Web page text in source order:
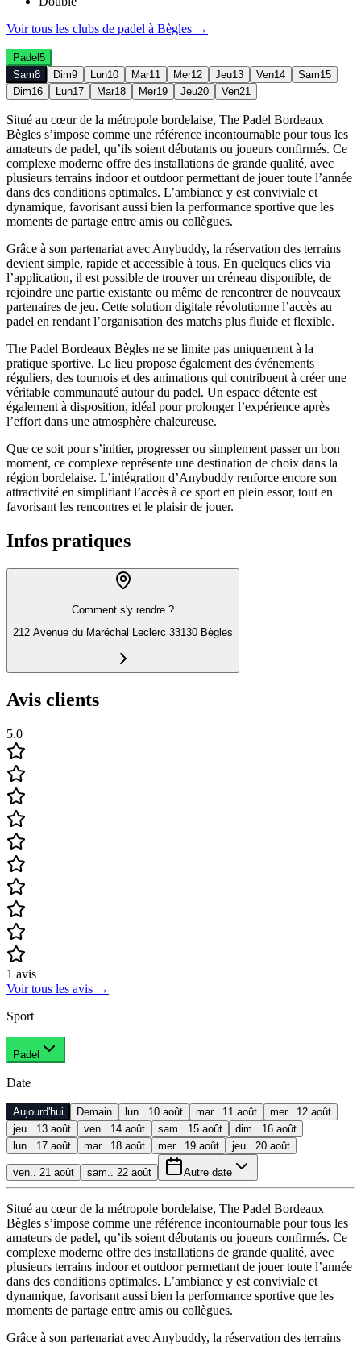
Voir tous les clubs de padel à Bègles →
Padel 5
Sam8 Dim9 Lun10 Mar11 Mer12 Jeu13 Ven14 Sam15
Dim16 Lun17 Mar18 Mer19 Jeu20 Ven21
Situé au cœur de la métropole bordelaise, The Padel Bordeaux
Bègles s’impose comme une référence incontournable pour tous les
amateurs de padel, qu’ils soient débutants ou joueurs confirmés. Ce
complexe moderne offre des installations de grande qualité, avec
plusieurs terrains indoor et outdoor permettant de jouer toute l’année
dans des conditions optimales. L’ambiance y est conviviale et
dynamique, favorisant aussi bien la performance sportive que les
moments de partage entre amis ou collègues.
Grâce à son partenariat avec Anybuddy, la réservation des terrains
devient simple, rapide et accessible à tous. En quelques clics via
l’application, il est possible de trouver un créneau disponible, de
rejoindre une partie existante ou même de rencontrer de nouveaux
partenaires de jeu. Cette solution digitale révolutionne l’accès au
padel en rendant l’organisation des matchs plus fluide et flexible.
The Padel Bordeaux Bègles ne se limite pas uniquement à la
pratique sportive. Le lieu propose également des événements
réguliers, des tournois et des animations qui contribuent à créer une
véritable communauté autour du padel. Un espace détente est
également à disposition, idéal pour prolonger l’expérience après
l’effort dans une atmosphère chaleureuse.
Que ce soit pour s’initier, progresser ou simplement passer un bon
moment, ce complexe représente une destination de choix dans la
région bordelaise. L’intégration d’Anybuddy renforce encore son
attractivité en simplifiant l’accès à ce sport en plein essor, tout en
favorisant les rencontres et le plaisir de jouer.
Infos pratiques
Comment s'y rendre ?
212 Avenue du Maréchal Leclerc 33130 Bègles
Avis clients
5.0
1 avis
Voir tous les avis →
Sport
Padel
Date
Aujourd'hui Demain lun.. 10 août mar.. 11 août
mer.. 12 août
jeu.. 13 août
ven.. 14 août sam.. 15 août
dim.. 16 août
lun.. 17 août
mar.. 18 août mer.. 19 août jeu.. 20 août
ven.. 21 août sam.. 22 août Autre date
Situé au cœur de la métropole bordelaise, The Padel Bordeaux
Bègles s’impose comme une référence incontournable pour tous les
amateurs de padel, qu’ils soient débutants ou joueurs confirmés. Ce
complexe moderne offre des installations de grande qualité, avec
plusieurs terrains indoor et outdoor permettant de jouer toute l’année
dans des conditions optimales. L’ambiance y est conviviale et
dynamique, favorisant aussi bien la performance sportive que les
moments de partage entre amis ou collègues.
Grâce à son partenariat avec Anybuddy, la réservation des terrains